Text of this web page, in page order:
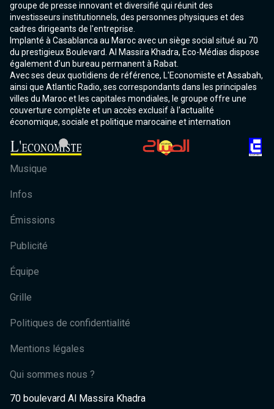
groupe de presse innovant et diversifié qui réunit des
investisseurs institutionnels, des personnes physiques et des
cadres dirigeants de l'entreprise.
Implanté à Casablanca au Maroc avec un siège social situé au 70
du prestigieux Boulevard. Al Massira Khadra, Eco-Médias dispose
également d'un bureau permanent à Rabat.
Avec ses deux quotidiens de référence, L'Economiste et Assabah,
ainsi que Atlantic Radio, ses correspondants dans les principales
villes du Maroc et les capitales mondiales, le groupe offre une
couverture complète et un accès exclusif à l'actualité
économique, sociale et politique marocaine et internation
Musique
Infos
Émissions
Publicité
Équipe
Grille
Politiques de confidentialité
Mentions légales
Qui sommes nous ?
70 boulevard Al Massira Khadra